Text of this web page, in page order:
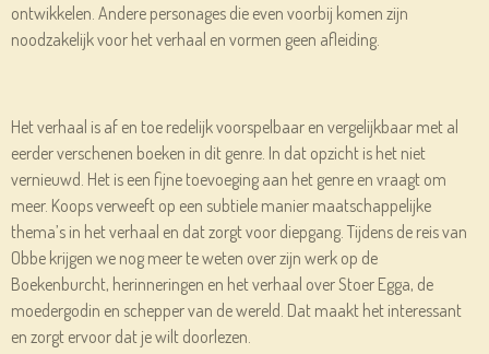
ontwikkelen. Andere personages die even voorbij komen zijn
noodzakelijk voor het verhaal en vormen geen afleiding.
Het verhaal is af en toe redelijk voorspelbaar en vergelijkbaar met al
eerder verschenen boeken in dit genre. In dat opzicht is het niet
vernieuwd. Het is een fijne toevoeging aan het genre en vraagt om
meer. Koops verweeft op een subtiele manier maatschappelijke
thema’s in het verhaal en dat zorgt voor diepgang. Tijdens de reis van
Obbe krijgen we nog meer te weten over zijn werk op de
Boekenburcht, herinneringen en het verhaal over Stoer Egga, de
moedergodin en schepper van de wereld. Dat maakt het interessant
en zorgt ervoor dat je wilt doorlezen.